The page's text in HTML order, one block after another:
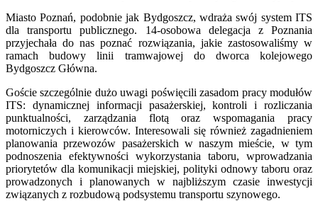
Miasto Poznań, podobnie jak Bydgoszcz, wdraża swój system ITS
dla transportu publicznego. 14-osobowa delegacja z Poznania
przyjechała do nas poznać rozwiązania, jakie zastosowaliśmy w
ramach budowy linii tramwajowej do dworca kolejowego
Bydgoszcz Główna.
Goście szczególnie dużo uwagi poświęcili zasadom pracy modułów
ITS: dynamicznej informacji pasażerskiej, kontroli i rozliczania
punktualności, zarządzania flotą oraz wspomagania pracy
motorniczych i kierowców. Interesowali się również zagadnieniem
planowania przewozów pasażerskich w naszym mieście, w tym
podnoszenia efektywności wykorzystania taboru, wprowadzania
priorytetów dla komunikacji miejskiej, polityki odnowy taboru oraz
prowadzonych i planowanych w najbliższym czasie inwestycji
związanych z rozbudową podsystemu transportu szynowego.